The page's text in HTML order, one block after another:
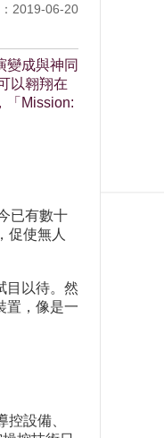
2019-06-20
變成與神同
以翱翔在
「Mission:
已有數十
促使無人
目以待。然
置，像是一
設備、